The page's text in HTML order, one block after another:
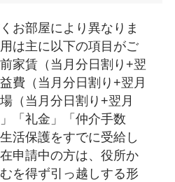
お部屋により異なりま
は主に以下の項目がご
家賃（当月分日割り+翌
費（当月分日割り+翌月
（当月分日割り+翌月
「礼金」「仲介手数
活保護をすでに受給し
申請中の方は、役所か
を得ず引っ越しする形